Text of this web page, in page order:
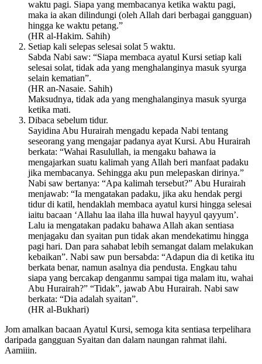
waktu pagi. Siapa yang membacanya ketika waktu pagi,
maka ia akan dilindungi (oleh Allah dari berbagai gangguan)
hingga ke waktu petang.”
(HR al-Hakim. Sahih)
Setiap kali selepas selesai solat 5 waktu.
Sabda Nabi saw: “Siapa membaca ayatul Kursi setiap kali
selesai solat, tidak ada yang menghalanginya masuk syurga
selain kematian”.
(HR an-Nasaie. Sahih)
Maksudnya, tidak ada yang menghalanginya masuk syurga
ketika mati.
Dibaca sebelum tidur.
Sayidina Abu Hurairah mengadu kepada Nabi tentang
seseorang yang mengajar padanya ayat Kursi. Abu Hurairah
berkata: “Wahai Rasulullah, ia mengaku bahawa ia
mengajarkan suatu kalimah yang Allah beri manfaat padaku
jika membacanya. Sehingga aku pun melepaskan dirinya.”
Nabi saw bertanya: “Apa kalimah tersebut?” Abu Hurairah
menjawab: “Ia mengatakan padaku, jika aku hendak pergi
tidur di katil, hendaklah membaca ayatul kursi hingga selesai
iaitu bacaan ‘Allahu laa ilaha illa huwal hayyul qayyum’.
Lalu ia mengatakan padaku bahawa Allah akan sentiasa
menjagaku dan syaitan pun tidak akan mendekatimu hingga
pagi hari. Dan para sahabat lebih semangat dalam melakukan
kebaikan”. Nabi saw pun bersabda: “Adapun dia di ketika itu
berkata benar, namun asalnya dia pendusta. Engkau tahu
siapa yang bercakap denganmu sampai tiga malam itu, wahai
Abu Hurairah?” “Tidak”, jawab Abu Hurairah. Nabi saw
berkata: “Dia adalah syaitan”.
(HR al-Bukhari)
Jom amalkan bacaan Ayatul Kursi, semoga kita sentiasa terpelihara
daripada gangguan Syaitan dan dalam naungan rahmat ilahi.
Aamiiin.